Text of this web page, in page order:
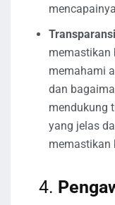
memastikan
memahami
dan
mendukung
yang jelas
memastikan
4.